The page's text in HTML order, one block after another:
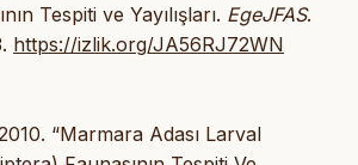
Tespiti ve Yayılışları. EgeJFAS.
https://izlik.org/JA56RJ72WN
“Marmara Adası Larval